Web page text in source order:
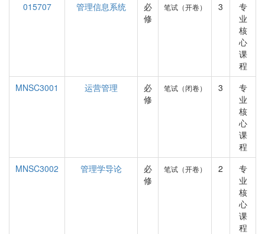
015707
管理信息系统
必
修
笔试（开卷） 3
专
业
核
心
课
程
MNSC3001
运营管理
必
修
笔试（闭卷） 3
专
业
核
心
课
程
MNSC3002
管理学导论
必
修
笔试（开卷） 2
专
业
核
心
课
程